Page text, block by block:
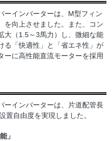
ーインバーターは、M型フィン
を向上させました。また、コン
大（1.5～3馬力）し、微細な能
る「快適性」と「省エネ性」が
ーに高性能直流モーターを採用
ーインバーターは、片道配管長
置自由度を実現しました。
」